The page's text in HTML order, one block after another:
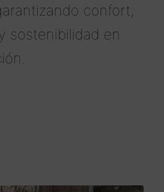
confort,
sostenibilidad en